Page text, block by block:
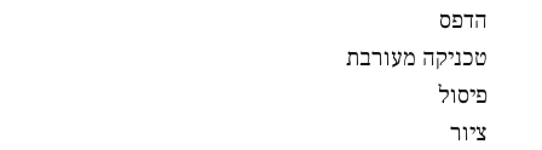
הדפס
טכניקה מעורבת
פיסול
ציור